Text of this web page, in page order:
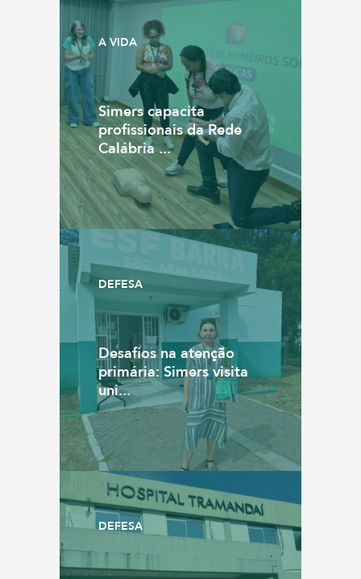
A VIDA
Simers capacita
profissionais da Rede
Calábria ...
DEFESA
Desafios na atenção
primária: Simers visita
uni...
DEFESA